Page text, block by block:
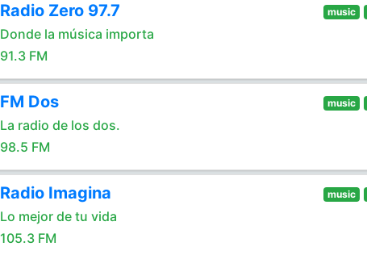
Radio Zero 97.7
Donde la música importa
91.3 FM
music
FM Dos
La radio de los dos.
98.5 FM
music
Radio Imagina
Lo mejor de tu vida
105.3 FM
music